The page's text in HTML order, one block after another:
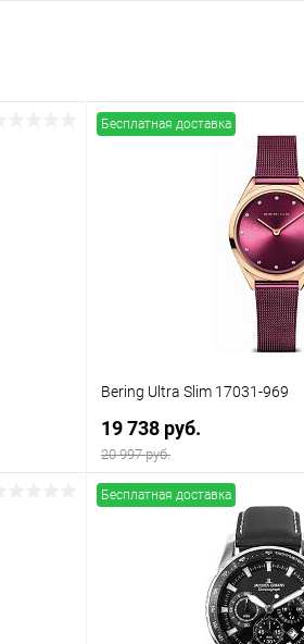
Бесплатная доставка
Bering Ultra Slim 17031-969
19 738 руб.
20 997 руб.
В
Купить в 1 клик
Бесплатная доставка